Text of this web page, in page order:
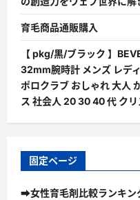
育毛商品通販購入
【 pkg/黒/ブラック 】
32mm腕時計 メンズ レデ
ポロクラブ おしゃれ 大人
ス 社会人 20 30 40 代 ク
固定ページ
➡女性育毛剤比較ランキン